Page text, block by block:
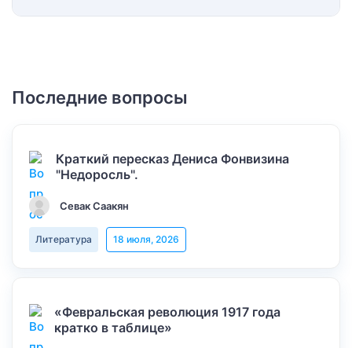
Последние вопросы
Краткий пересказ Дениса Фонвизина
"Недоросль".
Севак Саакян
Литература 18 июля, 2026
«Февральская революция 1917 года
кратко в таблице»